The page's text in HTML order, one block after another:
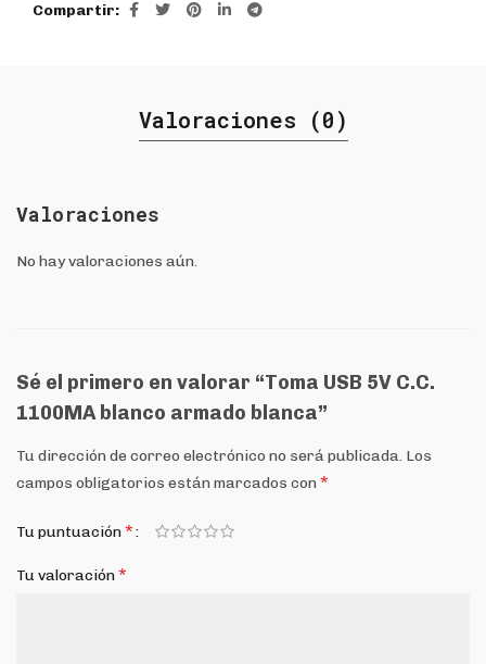
Compartir
Valoraciones (0)
Valoraciones
No hay valoraciones aún.
Sé el primero en valorar “Toma USB 5V C.C.
1100MA blanco armado blanca”
Tu dirección de correo electrónico no será publicada. Los
campos obligatorios están marcados con *
Tu puntuación*
Tu valoración*